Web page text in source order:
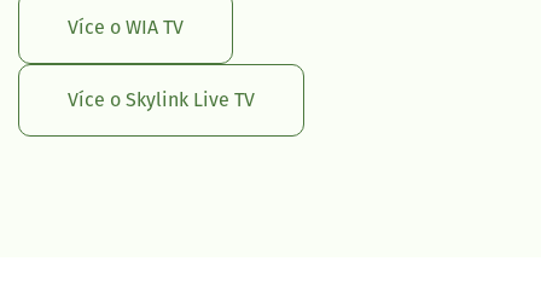
Více o WIA TV
Více o Skylink Live TV